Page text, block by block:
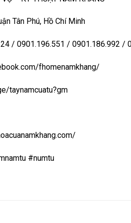
Tân Phú, Hồ Chí Minh
/ 0901.196.551 / 0901.186.992 /
fhomenamkhang/
taynamcuatu?gm
#numtu